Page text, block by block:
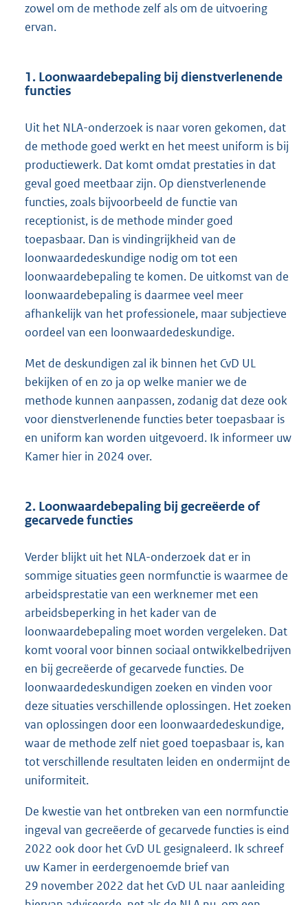
zowel om de methode zelf als om de uitvoering
ervan.
1. Loonwaardebepaling bij dienstverlenende
functies
Uit het NLA-onderzoek is naar voren gekomen, dat
de methode goed werkt en het meest uniform is bij
productiewerk. Dat komt omdat prestaties in dat
geval goed meetbaar zijn. Op dienstverlenende
functies, zoals bijvoorbeeld de functie van
receptionist, is de methode minder goed
toepasbaar. Dan is vindingrijkheid van de
loonwaardedeskundige nodig om tot een
loonwaardebepaling te komen. De uitkomst van de
loonwaardebepaling is daarmee veel meer
afhankelijk van het professionele, maar subjectieve
oordeel van een loonwaardedeskundige.
Met de deskundigen zal ik binnen het CvD UL
bekijken of en zo ja op welke manier we de
methode kunnen aanpassen, zodanig dat deze ook
voor dienstverlenende functies beter toepasbaar is
en uniform kan worden uitgevoerd. Ik informeer uw
Kamer hier in 2024 over.
2. Loonwaardebepaling bij gecreëerde of
gecarvede functies
Verder blijkt uit het NLA-onderzoek dat er in
sommige situaties geen normfunctie is waarmee de
arbeidsprestatie van een werknemer met een
arbeidsbeperking in het kader van de
loonwaardebepaling moet worden vergeleken. Dat
komt vooral voor binnen sociaal ontwikkelbedrijven
en bij gecreëerde of gecarvede functies. De
loonwaardedeskundigen zoeken en vinden voor
deze situaties verschillende oplossingen. Het zoeken
van oplossingen door een loonwaardedeskundige,
waar de methode zelf niet goed toepasbaar is, kan
tot verschillende resultaten leiden en ondermijnt de
uniformiteit.
De kwestie van het ontbreken van een normfunctie
ingeval van gecreëerde of gecarvede functies is eind
2022 ook door het CvD UL gesignaleerd. Ik schreef
uw Kamer in eerdergenoemde brief van
29 november 2022 dat het CvD UL naar aanleiding